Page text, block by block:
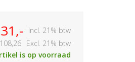
Incl. 21% btw
108,26 Excl. 21% btw
is op voorraad